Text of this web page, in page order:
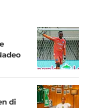
di